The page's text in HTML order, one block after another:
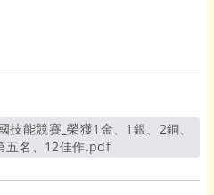
五名、12佳作.pdf另開新視窗